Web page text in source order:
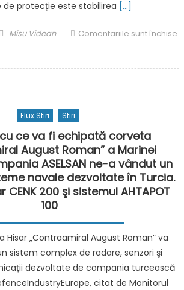
decis
tarifele
protecție este stabilirea […]
Author
Misu Videan
Comentariile sunt închise
protejează
pe
tine
și
pe
familia
ta
fraudele
la
telefon
realizate
cu
Flux Stiri Stiri
ce va fi echipată corveta
August Roman” a Marinei
ASELSAN ne-a vândut un
navale dezvoltate în Turcia.
200 şi sistemul AHTAPOT
100
Hisar „Contraamiral August Roman” va
sistem complex de radare, senzori şi
dezvoltate de compania turcească
citat de Monitorul